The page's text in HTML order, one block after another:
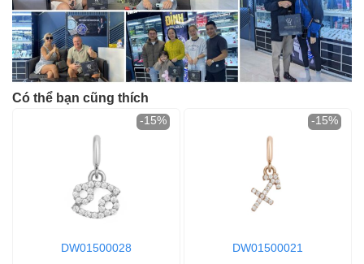
Có thể bạn cũng thích
DW01500028
-15%
DW01500021
-15%